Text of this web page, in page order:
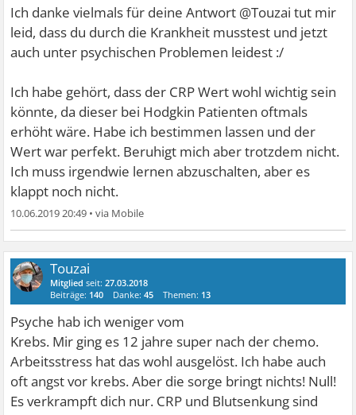
Ich danke vielmals für deine Antwort @Touzai tut mir
leid, dass du durch die Krankheit musstest und jetzt
auch unter psychischen Problemen leidest :/
Ich habe gehört, dass der CRP Wert wohl wichtig sein
könnte, da dieser bei Hodgkin Patienten oftmals
erhöht wäre. Habe ich bestimmen lassen und der
Wert war perfekt. Beruhigt mich aber trotzdem nicht.
Ich muss irgendwie lernen abzuschalten, aber es
klappt noch nicht.
10.06.2019 20:49 •
Touzai
Mitglied seit:27.03.2018
Beiträge: 140 Danke:45 Themen: 13
Psyche hab ich weniger vom
Krebs. Mir ging es 12 jahre super nach der chemo.
Arbeitsstress hat das wohl ausgelöst. Ich habe auch
oft angst vor krebs. Aber die sorge bringt nichts! Null!
Es verkrampft dich nur. CRP und Blutsenkung sind